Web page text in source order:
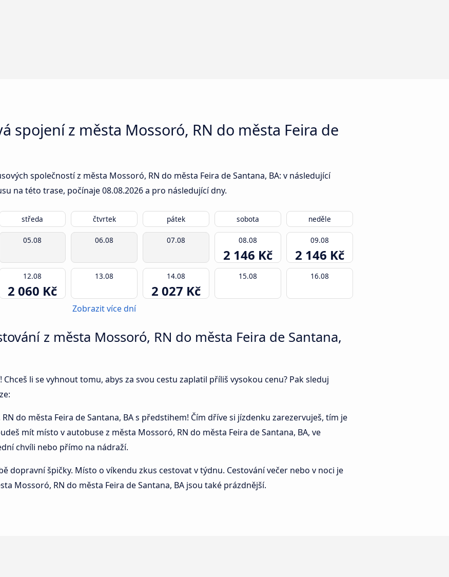
spojení z města Mossoró, RN do města Feira de
společností z města Mossoró, RN do města Feira de Santana, BA: v následující
na této trase, počínaje08.08.2026a pro následující dny.
středa čtvrtek pátek sobota neděle
05.08 06.08 07.08 08.08
2 146 Kč
09.08
2 146 Kč
12.08
2 060 Kč
13.08 14.08
2 027 Kč
15.08 16.08
Zobrazit více dní
z města Mossoró, RN do města Feira de Santana,
li se vyhnout tomu, abys za svou cestu zaplatil příliš vysokou cenu? Pak sleduj
do města Feira de Santana, BA s předstihem! Čím dříve si jízdenku zarezervuješ, tím je
mít místo v autobuse z města Mossoró, RN do města Feira de Santana, BA, ve
chvíli nebo přímo na nádraží.
dopravní špičky. Místo o víkendu zkus cestovat v týdnu. Cestování večer nebo v noci je
Mossoró, RN do města Feira de Santana, BA jsou také prázdnější.